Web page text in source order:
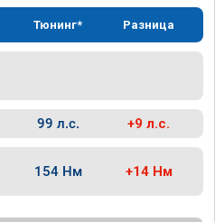
Тюнинг* Разница
99 л.с. +9 л.с.
154 Нм +14 Нм